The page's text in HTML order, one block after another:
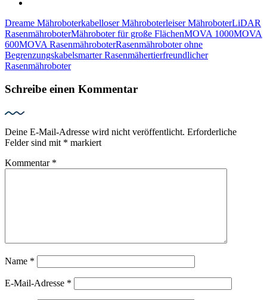
Dreame Mähroboterkabelloser Mähroboterleiser MähroboterLiDAR
RasenmähroboterMähroboter für große FlächenMOVA 1000MOVA
600MOVA RasenmähroboterRasenmähroboter ohne
Begrenzungskabelsmarter Rasenmähertierfreundlicher
Rasenmähroboter
Schreibe einen Kommentar
Deine E-Mail-Adresse wird nicht veröffentlicht. Erforderliche
Felder sind mit * markiert
Kommentar *
Name *
E-Mail-Adresse *